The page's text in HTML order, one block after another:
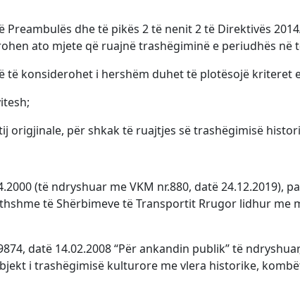
dhe të pikës 2 të nenit 2 të Direktivës
ato mjete që ruajnë trashëgiminë e periudhës në
konsiderohet i hershëm duhet të plotësojë kriteret
për shkak të ruajtjes së trashëgimisë
(të ndryshuar me VKM nr.880, datë
të Shërbimeve të Transportit Rrugor lidhur me
datë 14.02.2008 “Për ankandin publik” të
i trashëgimisë kulturore me vlera historike,